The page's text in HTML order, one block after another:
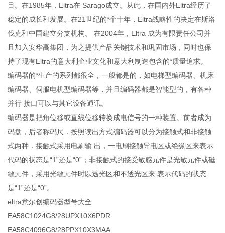
目。在1985年，Eltra在 Sarago成立。从此，在国内外Eltra经历了
稳定的成长和发展。在21世纪的*个十年，Eltra战略性的决定在斯洛
伐克和中国建立分支机构。 在2004年，Eltra 成为有限责任公司并
且加入安华高集团，为之提供产品关键技术和巩固市场，同时也保
持了现有Eltra的意大利企业文化和意大利制造包含的*质量追求。
编码器的*生产的系列都很全，一般都是的，如电梯型编码器、机床
编码器、伺服电机型编码器等，并且编码器都是智能型的，有各种
并行 接口可以与其它设备通讯。
编码器是把角位移或直线位移转换成电信号的一种装置。前者成为
码盘，后者称码尺．按照读出方式编码器可以分为接触式和非接触
式两种．接触式采用电刷输 出，一电刷接触导电区或绝缘区来表示
代码的状态是“1”还是“0”；非接触式的接受敏感元件是光敏元件或磁
敏元件，采用光敏元件时以透光区和不透光区来 表示代码的状态
是“1”还是“0”。
eltra意尔创编码器型号大全
EA58C1024G8/28UPX10X6PDR
EA58C4096G8/28PPX10X3MAA